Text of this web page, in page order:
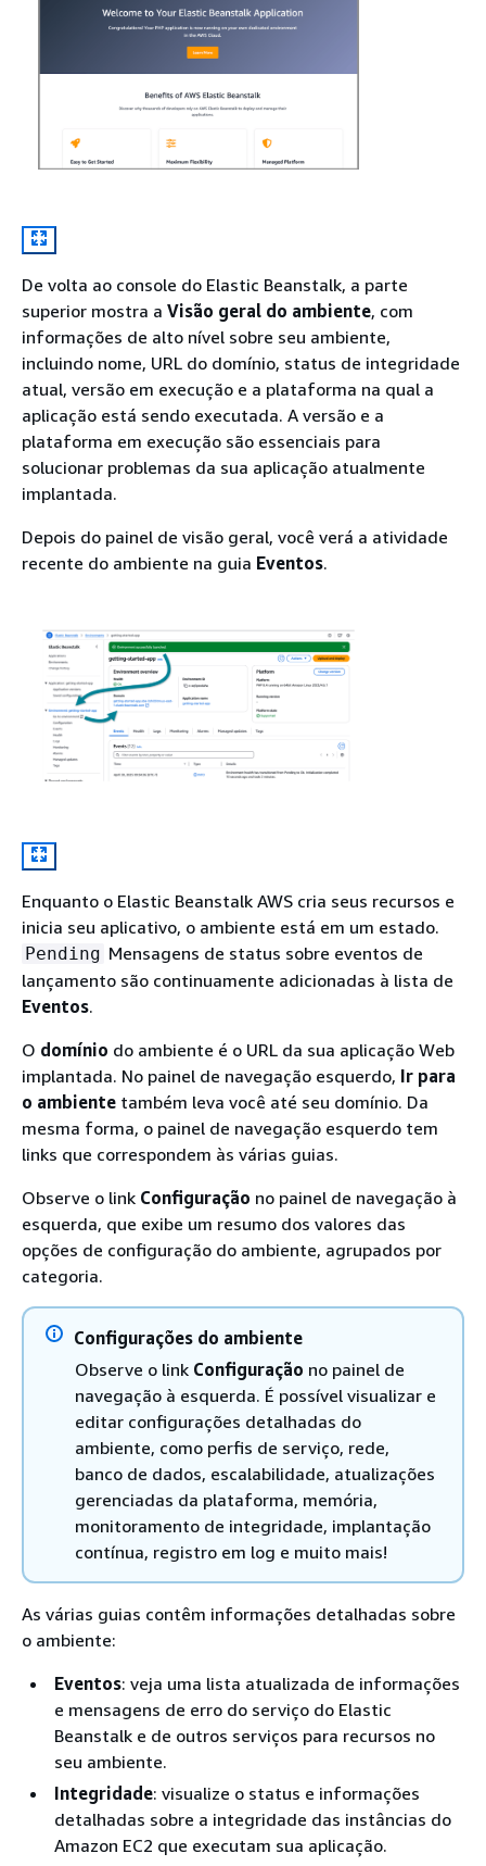
De volta ao console do Elastic Beanstalk, a parte
superior mostra a Visão geral do ambiente, com
informações de alto nível sobre seu ambiente,
incluindo nome, URL do domínio, status de integridade
atual, versão em execução e a plataforma na qual a
aplicação está sendo executada. A versão e a
plataforma em execução são essenciais para
solucionar problemas da sua aplicação atualmente
implantada.
Depois do painel de visão geral, você verá a atividade
recente do ambiente na guia Eventos.
Enquanto o Elastic Beanstalk AWS cria seus recursos e
inicia seu aplicativo, o ambiente está em um estado.
Pending Mensagens de status sobre eventos de
lançamento são continuamente adicionadas à lista de
Eventos.
O domínio do ambiente é o URL da sua aplicação Web
implantada. No painel de navegação esquerdo, Ir para
o ambiente também leva você até seu domínio. Da
mesma forma, o painel de navegação esquerdo tem
links que correspondem às várias guias.
Observe o link Configuração no painel de navegação à
esquerda, que exibe um resumo dos valores das
opções de configuração do ambiente, agrupados por
categoria.
Configurações do ambiente
Observe o link Configuração no painel de
navegação à esquerda. É possível visualizar e
editar configurações detalhadas do
ambiente, como perfis de serviço, rede,
banco de dados, escalabilidade, atualizações
gerenciadas da plataforma, memória,
monitoramento de integridade, implantação
contínua, registro em log e muito mais!
As várias guias contêm informações detalhadas sobre
o ambiente:
Eventos: veja uma lista atualizada de informações
e mensagens de erro do serviço do Elastic
Beanstalk e de outros serviços para recursos no
seu ambiente.
Integridade: visualize o status e informações
detalhadas sobre a integridade das instâncias do
Amazon EC2 que executam sua aplicação.